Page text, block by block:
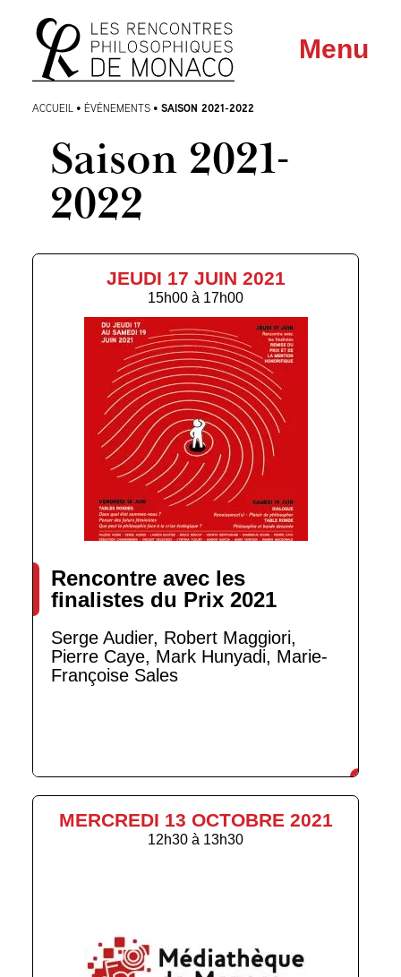
Aller
au
menu
Aller au
contenu
Menu
ACCUEIL • ÉVÈNEMENTS • SAISON 2021-2022
Saison 2021-
2022
JEUDI 17 JUIN 2021
15h00 à 17h00
Rencontre avec les
finalistes du Prix 2021
Serge Audier, Robert Maggiori,
Pierre Caye, Mark Hunyadi, Marie-
Françoise Sales
MERCREDI 13 OCTOBRE 2021
12h30 à 13h30